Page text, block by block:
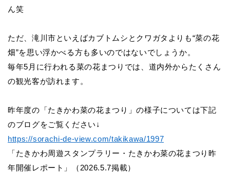
ん笑
ただ、滝川市といえばカブトムシとクワガタよりも“菜の花
畑”を思い浮かべる方も多いのではないでしょうか。
毎年5月に行われる菜の花まつりでは、道内外からたくさん
の観光客が訪れます。
昨年度の「たきかわ菜の花まつり」の様子については下記
のブログをご覧ください↓
https://sorachi-de-view.com/takikawa/1997
「たきかわ周遊スタンプラリー・たきかわ菜の花まつり昨
年開催レポート」（2026.5.7掲載）